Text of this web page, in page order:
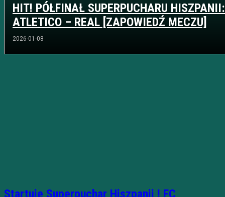
HIT! PÓŁFINAŁ SUPERPUCHARU HISZPANII:
ATLETICO – REAL [ZAPOWIEDŹ MECZU]
2026-01-08
Startuje Superpuchar Hiszpanii ! FC